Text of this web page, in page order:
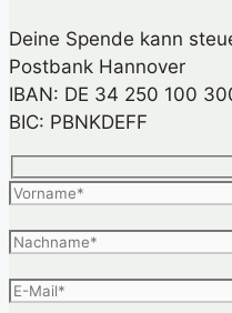
Deine Spende kann
Postbank Hannover
IBAN: DE 34 250 100
BIC: PBNKDEFF